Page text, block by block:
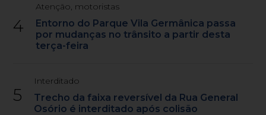
4
Atenção, motoristas
Entorno do Parque Vila Germânica passa
por mudanças no trânsito a partir desta
terça-feira
5
Interditado
Trecho da faixa reversível da Rua General
Osório é interditado após colisão